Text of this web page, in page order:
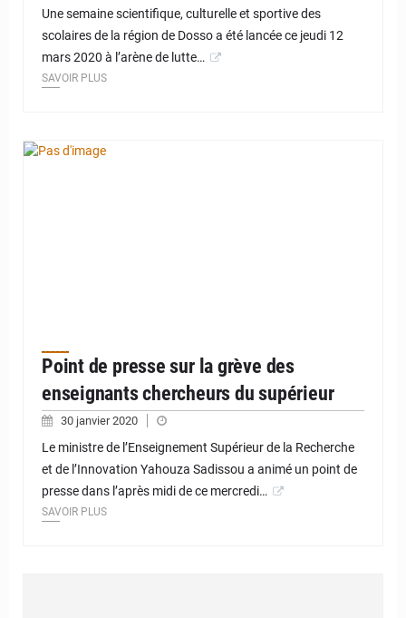
Une semaine scientifique, culturelle et sportive des
scolaires de la région de Dosso a été lancée ce jeudi 12
mars 2020 à l’arène de lutte…
SAVOIR PLUS
Point de presse sur la grève des
enseignants chercheurs du supérieur
30 janvier 2020
Le ministre de l’Enseignement Supérieur de la Recherche
et de l’Innovation Yahouza Sadissou a animé un point de
presse dans l’après midi de ce mercredi…
SAVOIR PLUS